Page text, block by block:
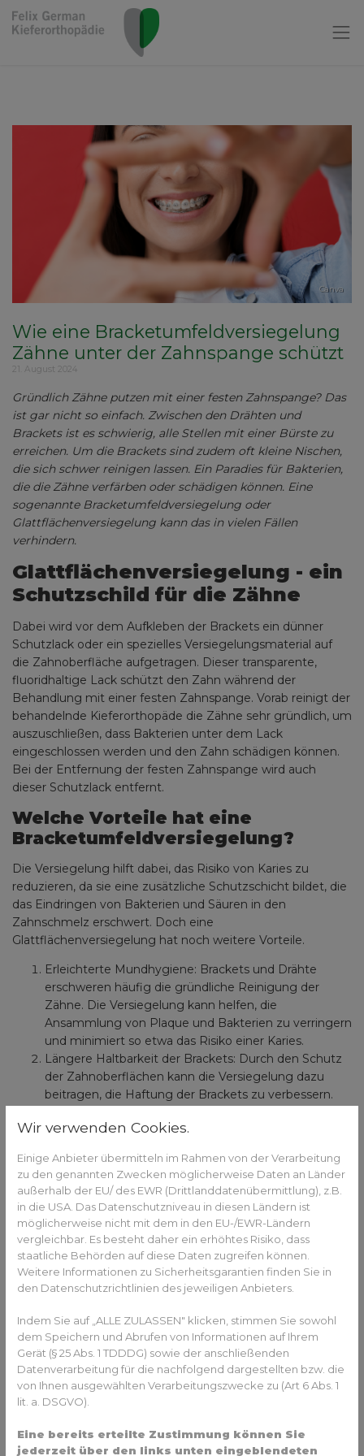
Canva
Wie eine Bracketumfeldversiegelung
Zähne unter der Zahnspange schützt
21. August 2024
Gründlich Zähne putzen mit einer festen Zahnspange? Das
ist gar nicht so einfach. Zwischen den Drähten und
Brackets ist es schwierig, alle Stellen mit einer Bürste zu
erreichen. Um die Brackets sind zudem oft kleine Nischen,
die sich schwer reinigen lassen. Ein Paradies für Bakterien,
die die Zähne verfärben oder schädigen können. Eine
sogenannte Bracketumfeldversiegelung oder
Glattflächenversiegelung kann das in vielen Fällen
verhindern.
Glattflächenversiegelung - ein
Schutzschild für die Zähne
Dabei wird vor dem Aufkleben der Brackets ein dünner
Schutzlack oder ein spezielles Versiegelungsmaterial auf
die Zahnoberfläche aufgetragen. Dieser transparente,
fluoridhaltige Lack schützt den Zahn während der
Behandlung mit einer festen Zahnspange. Vorab reinigt der
behandelnde Kieferorthopäde die Zähne sehr gründlich, um
auszuschließen, dass Bakterien unter dem Lack
eingeschlossen werden und den Zahn schädigen können.
Bei der Entfernung der festen Zahnspange wird auch
dieser Schutzlack entfernt.
Welche Vorteile hat eine
Bracketumfeldversiegelung?
Die Versiegelung hilft dabei, das Risiko von Karies zu
reduzieren, da sie eine zusätzliche Schutzschicht bildet, die
das Eindringen von Bakterien und Säuren in den
Zahnschmelz erschwert. Doch eine
Glattflächenversiegelung hat noch weitere Vorteile.
Erleichterte Mundhygiene: Brackets und Drähte
erschweren häufig die gründliche Reinigung der
Zähne. Die Versiegelung kann helfen, die
Ansammlung von Plaque und Bakterien zu verringern
und minimiert so etwa das Risiko einer Karies.
Längere Haltbarkeit der Brackets: Durch den Schutz
der Zahnoberflächen kann die Versiegelung dazu
beitragen, die Haftung der Brackets zu verbessern.
Reduktion von Zahnfleischentzündungen: Da sie die
Zahnzwischenräumen sowie zwischen dem
Zahnspangen-Bogen und dem Zahnfleischrand
reduziert, kann die Versiegelung auch dazu beitragen,
Zahnfleischentzündungen (Gingivitis)vorzubeugen.
Ästhetische Vorteile: Durch den Schutz der
Zahnoberflächen wird das Risiko von dauerhaften
Verfärbungen und Flecken auf den Zähnen nach der
Entfernung der Brackets verringert.
kieferorthopädischen Behandlung kann es leicht zu
sogenannten Entkalkungen (Demineralisationen)
kommen, die als weiße Flecken (white spots) auf den
Zähnen sichtbar sind.
Glattflächenversiegelung ersetzt keine regelmäßige und
gründliche Zahnreinigung. Im Gegenteil: Auch und gerade
Wir verwenden Cookies.
Einige Anbieter übermitteln im Rahmen von der Verarbeitung
zu den genannten Zwecken möglicherweise Daten an Länder
außerhalb der EU/ des EWR (Drittlanddatenübermittlung), z.B.
in die USA. Das Datenschutzniveau in diesen Ländern ist
möglicherweise nicht mit dem in den EU-/EWR-Ländern
vergleichbar. Es besteht daher ein erhöhtes Risiko, dass
staatliche Behörden auf diese Daten zugreifen können.
Weitere Informationen zu Sicherheitsgarantien finden Sie in
den Datenschutzrichtlinien des jeweiligen Anbieters.
Indem Sie auf „ALLE ZULASSEN" klicken, stimmen Sie sowohl
dem Speichern und Abrufen von Informationen auf Ihrem
Gerät (§ 25 Abs. 1 TDDDG) sowie der anschließenden
Datenverarbeitung für die nachfolgend dargestellten bzw. die
von Ihnen ausgewählten Verarbeitungszwecke zu (Art 6 Abs. 1
lit. a. DSGVO).
Eine bereits erteilte Zustimmung können Sie
jederzeit über den links unten eingeblendeten